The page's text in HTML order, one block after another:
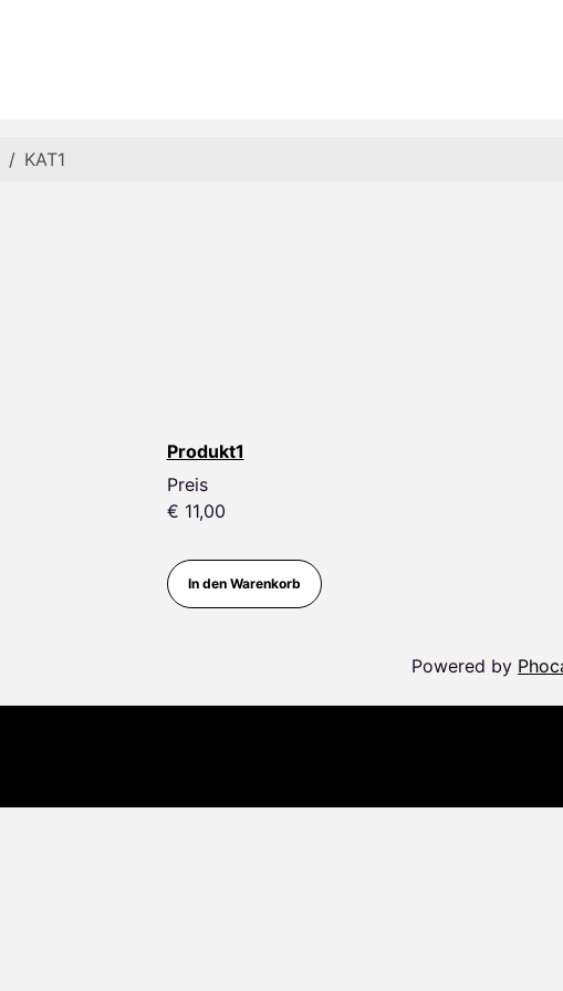
KAT1
Produkt1
Preis
€ 11,00
In den Warenkorb
Powered by